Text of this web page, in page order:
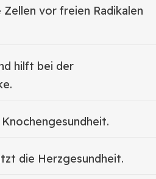
vor freien Radikalen
hilft bei der
die Herzgesundheit.